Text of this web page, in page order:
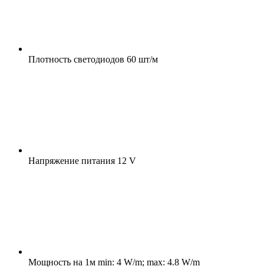
Плотность светодиодов 60 шт/м
Напряжение питания 12 V
Мощность на 1м min: 4 W/m; max: 4.8 W/m